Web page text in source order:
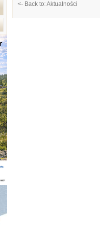
<- Back to: Aktualności